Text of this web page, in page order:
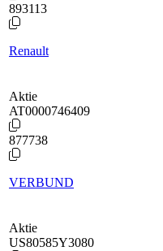
893113
Renault
Aktie
AT0000746409
877738
VERBUND
Aktie
US80585Y3080